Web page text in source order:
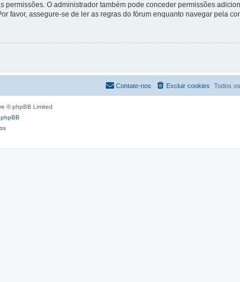
O administrador também pode conceder permissões
favor, assegure-se de ler as regras do fórum enquanto navegar pela
Todos
Excluir cookies
Contate-nos
© phpBB Limited